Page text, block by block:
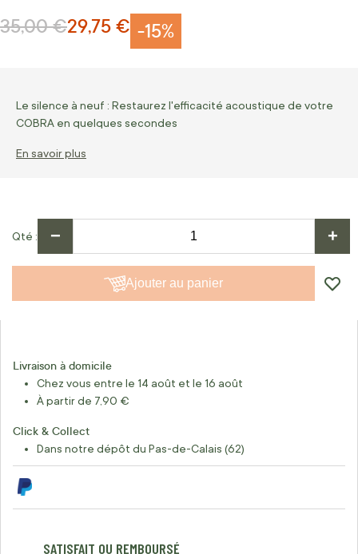
-15%
Prix Spécial
29,75 €
Prix normal
35,00 €
Le silence à neuf : Restaurez l'efficacité acoustique de votre
COBRA en quelques secondes
En savoir plus
Qté − +
Ajouter au panier
Livraison à domicile
Chez vous entre le 14 août et le 16 août
À partir de 7,90 €
Click & Collect
Dans notre dépôt du Pas-de-Calais (62)
SATISFAIT OU REMBOURSÉ